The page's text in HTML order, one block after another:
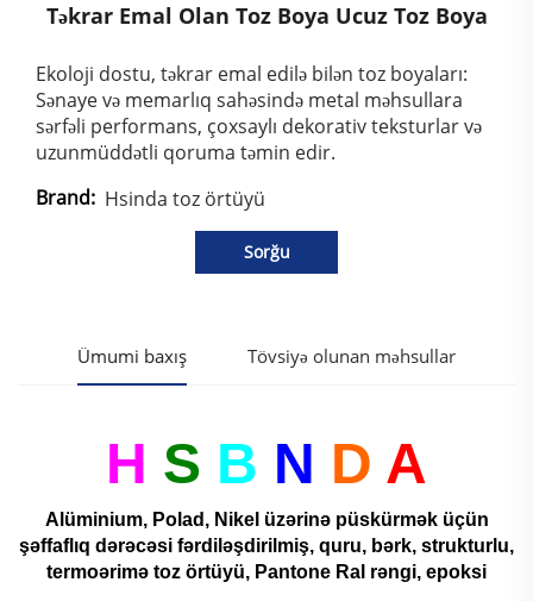
Təkrar Emal Olan Toz Boya Ucuz Toz Boya
Ekoloji dostu, təkrar emal edilə bilən toz boyaları:
Sənaye və memarlıq sahəsində metal məhsullara
sərfəli performans, çoxsaylı dekorativ teksturlar və
uzunmüddətli qoruma təmin edir.
Brand: Hsinda toz örtüyü
Sorğu
Ümumi baxış Tövsiyə olunan məhsullar
H S B N D A
Alüminium, Polad, Nikel üzərinə püskürmək üçün
şəffaflıq dərəcəsi fərdiləşdirilmiş, quru, bərk, strukturlu,
termoərimə toz örtüyü, Pantone Ral rəngi, epoksi